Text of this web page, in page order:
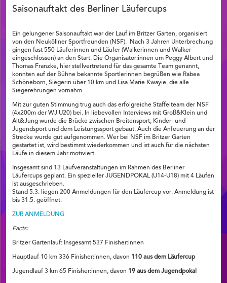
Saisonauftakt des Berliner Läufercups
Ein gelungener Saisonauftakt war der Lauf im Britzer Garten, organisiert
von den Neuköllner Sportfreunden (NSF). Nach 3 Jahren Unterbrechung
gingen fast 550 Läuferinnen und Läufer (Walkerinnen und Walker
eingeschlossen) an den Start. Die Organisator:innen um Peggy Albert und
Thomas Franzke, hier stellvertretend für das gesamte Team genannt,
konnten auf der Bühne bekannte Sportlerinnen begrüßen wie Rabea
Schöneborn, Siegerin über 10 km und Lisa Marie Kwayie, die alle
Siegerehrungen vornahm.
Mit zur guten Stimmung trug auch das erfolgreiche Staffelteam der NSF
(4x200m der WJ U20) bei. In liebevollen Interviews mit Groß&Klein und
Alt&Jung wurde die Brücke zwischen Breitensport, Kinder- und
Jugendsport und dem Leistungssport gebaut. Auch die Anfeuerung an der
Strecke wurde gut aufgenommen. Wer bei NSF im Britzer Garten
gestartet ist, wird bestimmt wiederkommen und ist auch für die nächsten
Läufe in diesem Jahr motiviert.
Insgesamt sind 13 Laufveranstaltungen im Rahmen des Berliner
Läufercups geplant. Ein spezieller JUGENDPOKAL (U14-U18) mit 4 Läufen
ist ausgeschrieben.
Stand 5.3. liegen 200 Anmeldungen für den Läufercup vor. Anmeldung ist
bis 31.5. geöffnet.
ZUR ANMELDUNG
Facts:
Britzer Gartenlauf: Insgesamt 537 Finisher:innen
Hauptlauf 10 km 336 Finisher:innen, davon 110 aus dem Läufercup
Jugendlauf 3 km 65 Finisher:innen, davon 19 aus dem Jugendpokal